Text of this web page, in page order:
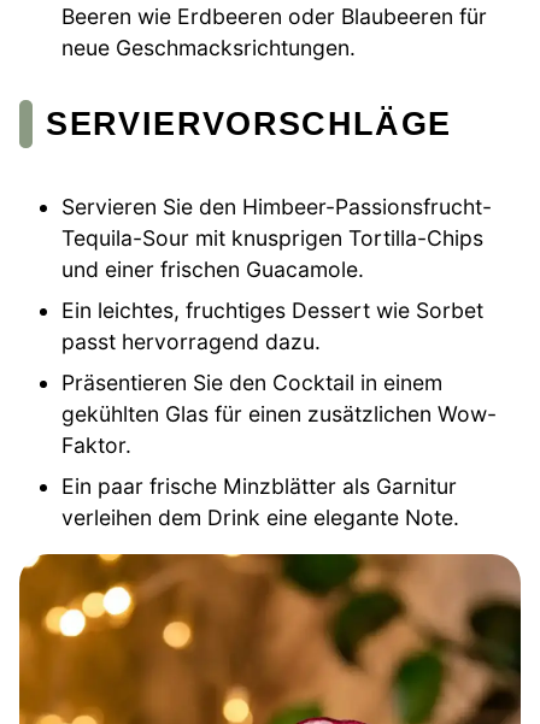
Beeren wie Erdbeeren oder Blaubeeren für
neue Geschmacksrichtungen.
SERVIERVORSCHLÄGE
Servieren Sie den Himbeer-Passionsfrucht-
Tequila-Sour mit knusprigen Tortilla-Chips
und einer frischen Guacamole.
Ein leichtes, fruchtiges Dessert wie Sorbet
passt hervorragend dazu.
Präsentieren Sie den Cocktail in einem
gekühlten Glas für einen zusätzlichen Wow-
Faktor.
Ein paar frische Minzblätter als Garnitur
verleihen dem Drink eine elegante Note.